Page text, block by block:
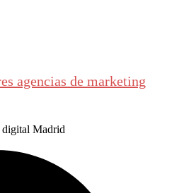
agencias de marketing
digital Madrid